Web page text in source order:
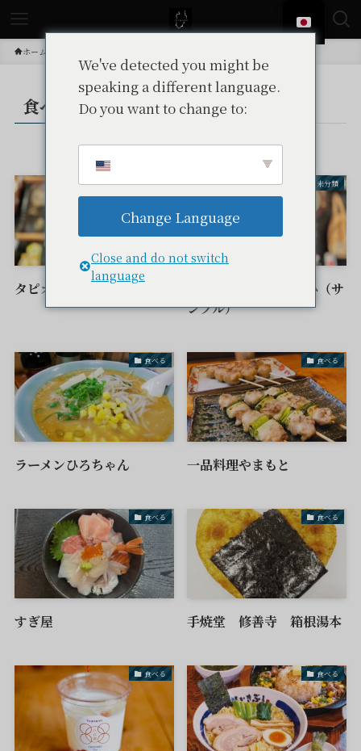
ホーム
食べる – tax –
食べる
タピオカカフェ むすひ
未分類
タピオカカフェ むすひ（サ
ンプル）
食べる
ラーメンひろちゃん
食べる
一品料理やまもと
食べる
すぎ屋
食べる
手焼堂 修善寺 箱根湯本
食べる 食べる
We've detected you might be
speaking a different language.
Do you want to change to:
Change Language
Close and do not switch
language